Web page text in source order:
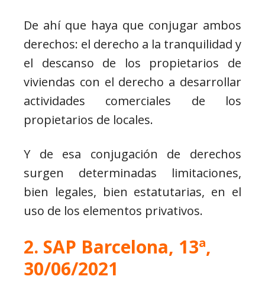
De ahí que haya que conjugar ambos
derechos: el derecho a la tranquilidad y
el descanso de los propietarios de
viviendas con el derecho a desarrollar
actividades comerciales de los
propietarios de locales.
Y de esa conjugación de derechos
surgen determinadas limitaciones,
bien legales, bien estatutarias, en el
uso de los elementos privativos.
2. SAP Barcelona, 13ª,
30/06/2021